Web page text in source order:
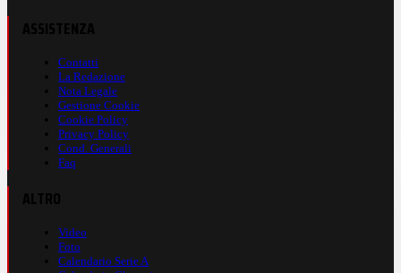
Contatti
La Redazione
Nota Legale
Gestione Cookie
Cookie Policy
Privacy Policy
Cond. Generali
Faq
Video
Foto
Calendario Serie A